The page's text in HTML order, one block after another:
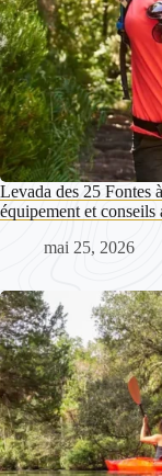
Levada des 25 Fontes
équipement et conseils
mai 25, 2026